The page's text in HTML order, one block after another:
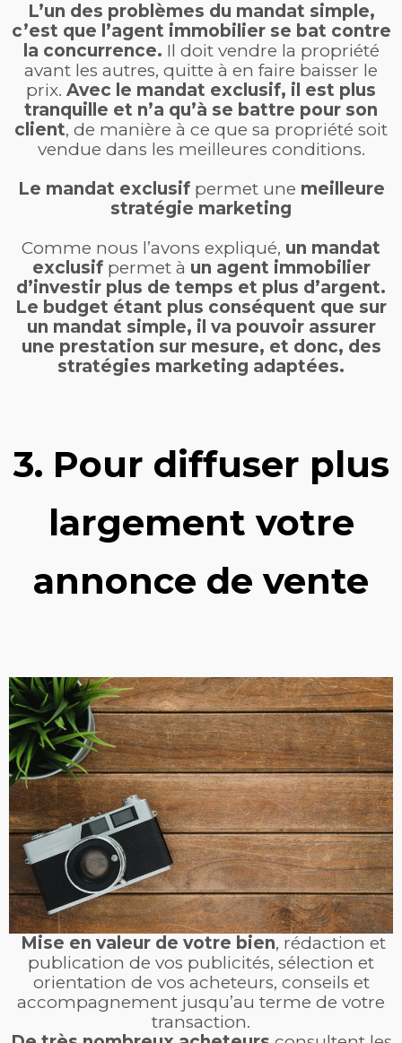
L’un des problèmes du mandat simple,
c’est que l’agent immobilier se bat contre
la concurrence. Il doit vendre la propriété
avant les autres, quitte à en faire baisser le
prix. Avec le mandat exclusif, il est plus
tranquille et n’a qu’à se battre pour son
client, de manière à ce que sa propriété soit
vendue dans les meilleures conditions.
Le mandat exclusif permet une meilleure
stratégie marketing
Comme nous l’avons expliqué, un mandat
exclusif permet à un agent immobilier
d’investir plus de temps et plus d’argent.
Le budget étant plus conséquent que sur
un mandat simple, il va pouvoir assurer
une prestation sur mesure, et donc, des
stratégies marketing adaptées.
3. Pour diffuser plus
largement votre
annonce de vente
Mise en valeur de votre bien, rédaction et
publication de vos publicités, sélection et
orientation de vos acheteurs, conseils et
accompagnement jusqu’au terme de votre
transaction.